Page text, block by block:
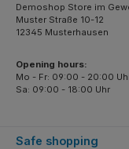
Safe shopping
Demoshop Store im
Muster Straße 10-12
12345 Musterhausen
Opening hours:
Mo - Fr: 09:00 - 20:00
Sa: 09:00 - 18:00 Uhr